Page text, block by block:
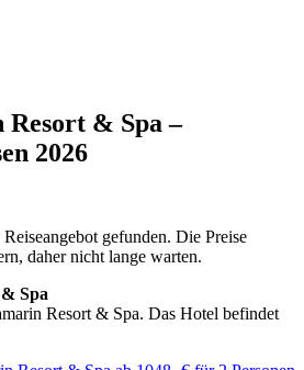
Resort & Spa –
2026
Reiseangebot gefunden. Die Preise
daher nicht lange warten.
Spa
Resort & Spa. Das Hotel befindet